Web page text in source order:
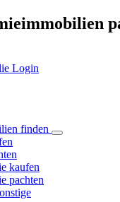
Login
finden
kaufen
pachten